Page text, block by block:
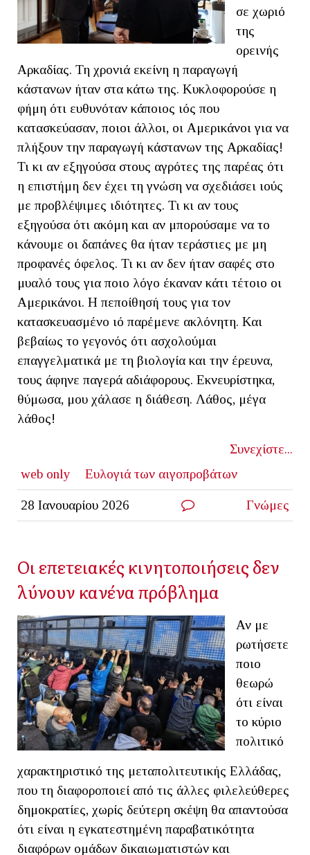
σε χωριό
της
ορεινής
Αρκαδίας. Τη χρονιά εκείνη η παραγωγή
κάστανων ήταν στα κάτω της. Κυκλοφορούσε η
φήμη ότι ευθυνόταν κάποιος ιός που
κατασκεύασαν, ποιοι άλλοι, οι Αμερικάνοι για να
πλήξουν την παραγωγή κάστανων της Αρκαδίας!
Τι κι αν εξηγούσα στους αγρότες της παρέας ότι
η επιστήμη δεν έχει τη γνώση να σχεδιάσει ιούς
με προβλέψιμες ιδιότητες. Τι κι αν τους
εξηγούσα ότι ακόμη και αν μπορούσαμε να το
κάνουμε οι δαπάνες θα ήταν τεράστιες με μη
προφανές όφελος. Τι κι αν δεν ήταν σαφές στο
μυαλό τους για ποιο λόγο έκαναν κάτι τέτοιο οι
Αμερικάνοι. Η πεποίθησή τους για τον
κατασκευασμένο ιό παρέμενε ακλόνητη. Και
βεβαίως το γεγονός ότι ασχολούμαι
επαγγελματικά με τη βιολογία και την έρευνα,
τους άφηνε παγερά αδιάφορους. Εκνευρίστηκα,
θύμωσα, μου χάλασε η διάθεση. Λάθος, μέγα
λάθος!
Συνεχίστε...
web only
Ευλογιά των αιγοπροβάτων
28 Ιανουαρίου 2026 Γνώμες
Οι επετειακές κινητοποιήσεις δεν
λύνουν κανένα πρόβλημα
Αν με
ρωτήσετε
ποιο
θεωρώ
ότι είναι
το κύριο
πολιτικό
χαρακτηριστικό της μεταπολιτευτικής Ελλάδας,
που τη διαφοροποιεί από τις άλλες φιλελεύθερες
δημοκρατίες, χωρίς δεύτερη σκέψη θα απαντούσα
ότι είναι η εγκατεστημένη παραβατικότητα
διαφόρων ομάδων δικαιωματιστών και